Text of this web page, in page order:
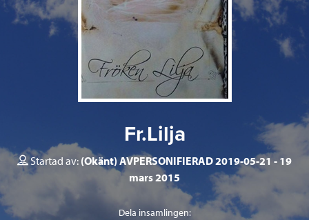
Fr.Lilja
Startad av: (Okänt) AVPERSONIFIERAD 2019-05-21
19
mars 2015
Dela insamlingen: